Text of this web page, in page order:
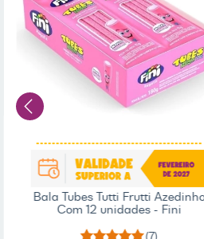
Bala Tubes Tutti Frutti
Com 12 unidades - Fini
(7)